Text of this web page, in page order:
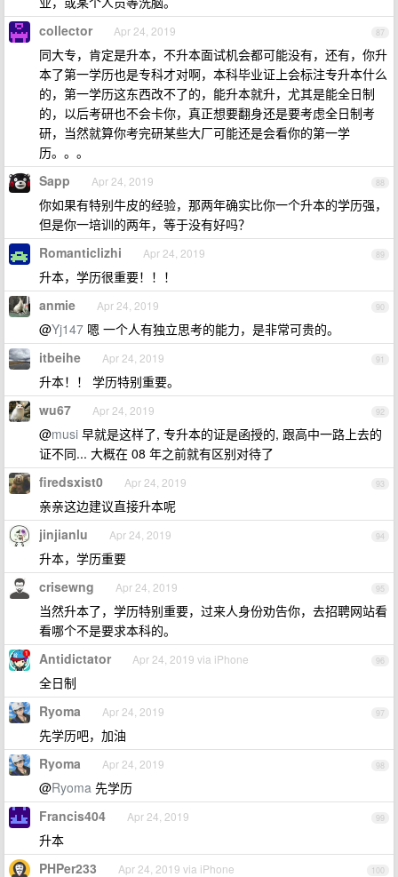
87
collector Apr 24, 2019
同大专，肯定是升本，不升本面试机会都可能没有，还有，你升
本了第一学历也是专科才对啊，本科毕业证上会标注专升本什么
的，第一学历这东西改不了的，能升本就升，尤其是能全日制
的，以后考研也不会卡你，真正想要翻身还是要考虑全日制考
研，当然就算你考完研某些大厂可能还是会看你的第一学
历。。。
88
Sapp Apr 24, 2019
你如果有特别牛皮的经验，那两年确实比你一个升本的学历强，
但是你一培训的两年，等于没有好吗？
89
Romanticlizhi Apr 24, 2019
升本，学历很重要！！！
90
anmie Apr 24, 2019
@Yj147 嗯 一个人有独立思考的能力，是非常可贵的。
91
itbeihe Apr 24, 2019
升本！！ 学历特别重要。
92
wu67 Apr 24, 2019
@musi 早就是这样了, 专升本的证是函授的, 跟高中一路上去的
证不同... 大概在 08 年之前就有区别对待了
93
firedsxist0 Apr 24, 2019
亲亲这边建议直接升本呢
94
jinjianlu Apr 24, 2019
升本，学历重要
95
crisewng Apr 24, 2019
当然升本了，学历特别重要，过来人身份劝告你，去招聘网站看
看哪个不是要求本科的。
96
Antidictator Apr 24, 2019 via iPhone
全日制
97
Ryoma Apr 24, 2019
先学历吧，加油
98
Ryoma Apr 24, 2019
@Ryoma 先学历
99
Francis404 Apr 24, 2019
升本
100
PHPer233 Apr 24, 2019 via iPhone